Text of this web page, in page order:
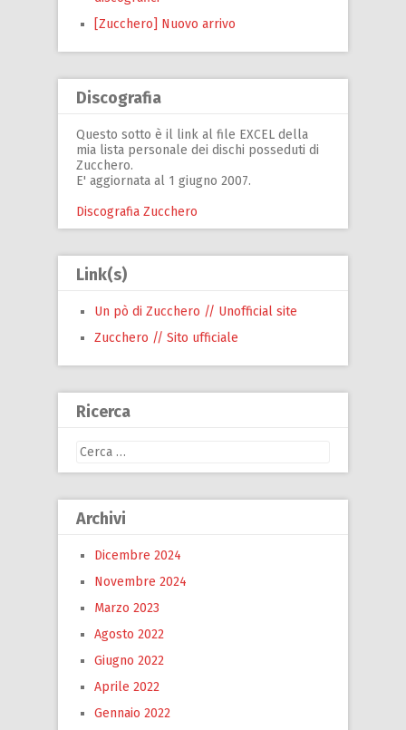
[Zucchero] Nuovo arrivo
Discografia
Questo sotto è il link al file EXCEL della
mia lista personale dei dischi posseduti di
Zucchero.
E' aggiornata al 1 giugno 2007.
Discografia Zucchero
Link(s)
Un pò di Zucchero // Unofficial site
Zucchero // Sito ufficiale
Ricerca
Ricerca
Archivi
Dicembre 2024
Novembre 2024
Marzo 2023
Agosto 2022
Giugno 2022
Aprile 2022
Gennaio 2022